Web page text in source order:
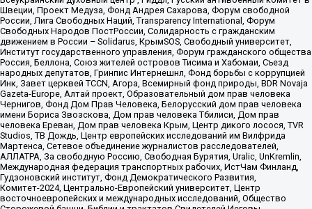
Швеции, Проект Медуза, Фонд Андрея Сахарова, Форум свободной
России, Лига Свободных Наций, Transparеncy International, Форум
Свободных Народов ПостРоссии, Солидарность с гражданским
движением в России – Solidarus, КрымSOS, Свободный университет,
Институт государственного управления, Форум гражданского общества
Россия, Беллона, Союз жителей островов Тисима и Хабомаи, Съезд
народных депутатов, Гринпис Интернешнл, Фонд борьбы с коррупцией
Инк, Завет церквей TCCN, Агора, Всемирный фонд природы, BDR Novaja
Gazeta-Europe, Алтай проект, Образовательный дом прав человека
Чернигов, Фонд Дом Прав Человека, Белорусский дом прав человека
имени Бориса Звозскова, Дом прав человека Тбилиси, Дом прав
человека Ереван, Дом прав человека Крым, Центр дикого лосося, TVR
Studios, ТВ Дождь, Центр европейских исследований им Вилфрида
Мартенса, Сетевое объединение журналистов расследователей,
АЛЛАТРА, За свободную Россию, Свободная Бурятия, Uralic, UnKremlin,
Международная федерация транспортных рабочих, ИстЧам Финланд,
Гудзоновский институт, Фонд Демократического Развития,
Комитет-2024, Центрально-Европейский университет, Центр
восточноевропейских и международных исследований, Общество